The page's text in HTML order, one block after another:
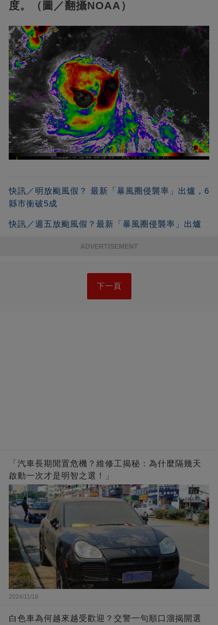
度。（圖／翻攝NOAA）
快訊／明放颱風假？ 最新「暴風圈侵襲率」出爐，6
縣市衝破5成
快訊／週五放颱風假？最新「暴風圈侵襲率」出爐
ADVERTISEMENT
下一頁
「汽車長期閒置危機？維修工揭秘：為什麼隔幾天
啟動一次才是明智之選！」
2024/11/18
白色車為何越來越受歡迎？交警一句順口溜揭開選